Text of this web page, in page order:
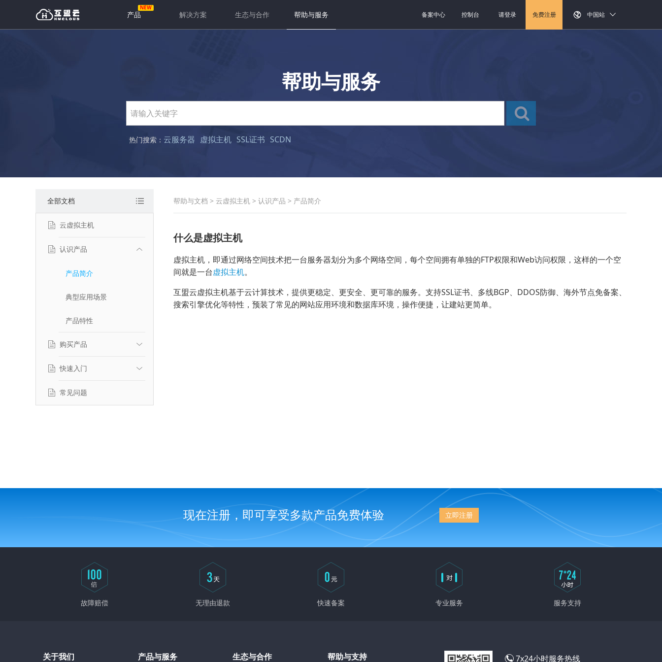
产品 解决方案 生态与合作 帮助与服务 中国站
备案中心 控制台 请登录 免费注册
帮助与服务
热门搜索： 云服务器 虚拟主机 SSL证书 SCDN
全部文档
云虚拟主机
认识产品
产品简介
典型应用场景
产品特性
购买产品
计费标准
服务等级协议
快速入门
功能介绍
网站程序安装
常见问题
帮助与文档 > 云虚拟主机 > 认识产品 > 产品简介
什么是虚拟主机
虚拟主机，即通过网络空间技术把一台服务器划分为多个网络空间，每个空间拥有单独的FTP权限和Web访问权限，这样的一个空
间就是一台虚拟主机。
互盟云虚拟主机基于云计算技术，提供更稳定、更安全、更可靠的服务。支持SSL证书、多线BGP、DDOS防御、海外节点免备案、
搜索引擎优化等特性， 预装了常见的网站应用环境和数据库环境 ， 操作便捷 ，让建站更简单。
现在注册，即可享受多款产品免费体验 立即注册
故障赔偿 无理由退款 快速备案 专业服务 服务支持
关于我们 产品与服务 生态与合作 帮助与支持 7x24小时服务热线